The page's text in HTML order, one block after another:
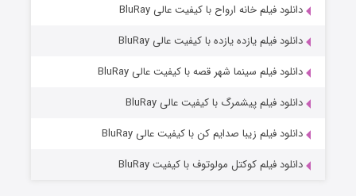
دانلود فیلم خانه ارواح با کیفیت عالی BluRay
دانلود فیلم یازده یازده با کیفیت عالی BluRay
دانلود فیلم سینما شهر قصه با کیفیت عالی BluRay
دانلود فیلم پیشمرگ با کیفیت عالی BluRay
دانلود فیلم زیبا صدایم کن با کیفیت عالی BluRay
دانلود فیلم کوکتل مولوتوف با کیفیت BluRay